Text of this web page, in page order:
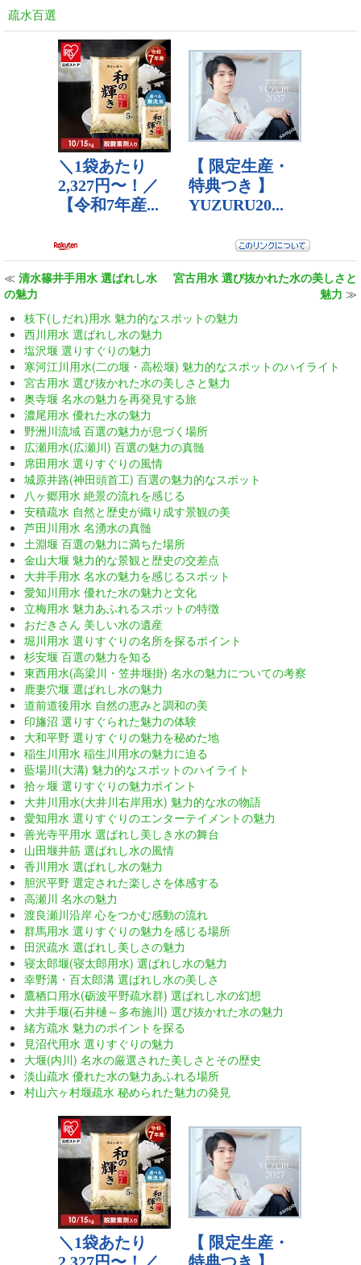
疏水百選
≪ 清水篠井手用水 選ばれし水
の魅力
宮古用水 選び抜かれた水の美しさと
魅力 ≫
枝下(しだれ)用水 魅力的なスポットの魅力
西川用水 選ばれし水の魅力
塩沢堰 選りすぐりの魅力
寒河江川用水(二の堰・高松堰) 魅力的なスポットのハイライト
宮古用水 選び抜かれた水の美しさと魅力
奥寺堰 名水の魅力を再発見する旅
濃尾用水 優れた水の魅力
野洲川流域 百選の魅力が息づく場所
広瀬用水(広瀬川) 百選の魅力の真髄
席田用水 選りすぐりの風情
城原井路(神田頭首工) 百選の魅力的なスポット
八ヶ郷用水 絶景の流れを感じる
安積疏水 自然と歴史が織り成す景観の美
芦田川用水 名湧水の真髄
土淵堰 百選の魅力に満ちた場所
金山大堰 魅力的な景観と歴史の交差点
大井手用水 名水の魅力を感じるスポット
愛知川用水 優れた水の魅力と文化
立梅用水 魅力あふれるスポットの特徴
おだきさん 美しい水の遺産
堀川用水 選りすぐりの名所を探るポイント
杉安堰 百選の魅力を知る
東西用水(高梁川・笠井堰掛) 名水の魅力についての考察
鹿妻穴堰 選ばれし水の魅力
道前道後用水 自然の恵みと調和の美
印旛沼 選りすぐられた魅力の体験
大和平野 選りすぐりの魅力を秘めた地
稲生川用水 稲生川用水の魅力に迫る
藍場川(大溝) 魅力的なスポットのハイライト
拾ヶ堰 選りすぐりの魅力ポイント
大井川用水(大井川右岸用水) 魅力的な水の物語
愛知用水 選りすぐりのエンターテイメントの魅力
善光寺平用水 選ばれし美しき水の舞台
山田堰井筋 選ばれし水の風情
香川用水 選ばれし水の魅力
胆沢平野 選定された楽しさを体感する
高瀬川 名水の魅力
渡良瀬川沿岸 心をつかむ感動の流れ
群馬用水 選りすぐりの魅力を感じる場所
田沢疏水 選ばれし美しさの魅力
寝太郎堰(寝太郎用水) 選ばれし水の魅力
幸野溝・百太郎溝 選ばれし水の美しさ
鷹栖口用水(砺波平野疏水群) 選ばれし水の幻想
大井手堰(石井樋～多布施川) 選び抜かれた水の魅力
緒方疏水 魅力のポイントを探る
見沼代用水 選りすぐりの魅力
大堰(内川) 名水の厳選された美しさとその歴史
淡山疏水 優れた水の魅力あふれる場所
村山六ヶ村堰疏水 秘められた魅力の発見